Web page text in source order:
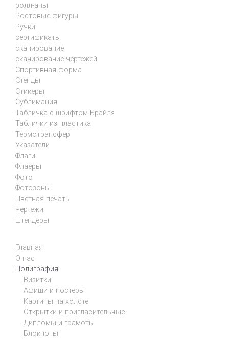
ролл-апы
Ростовые фигуры
Ручки
сертификаты
сканирование
сканирование чертежей
Спортивная форма
Стенды
Стикеры
Сублимация
Табличка с шрифтом Брайля
Таблички из пластика
Термотрансфер
Указатели
Флаги
Флаеры
Фото
Фотозоны
Цветная печать
Чертежи
штендеры
Главная
О нас
Полиграфия
Визитки
Афиши и постеры
Картины на холсте
Открытки и пригласительные
Дипломы и грамоты
Блокноты